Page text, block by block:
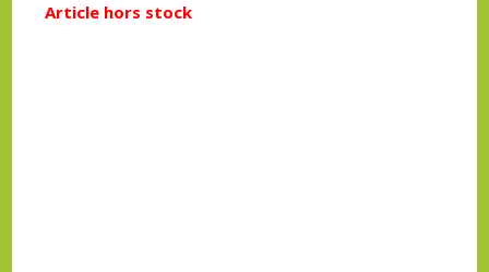
Article hors stock